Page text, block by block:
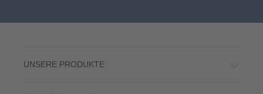
UNSERE PRODUKTE